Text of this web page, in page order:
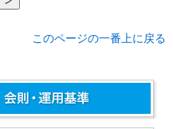
このページの一番上に戻る